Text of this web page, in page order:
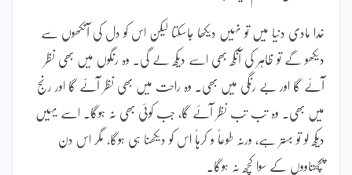
خدا مادی دنیا میں تو نہیں دیکھا جاسکتا لیکن اس کو دل کی آنکھوں سے
دیکھو گے تو ظاہر کی آنکھ بھی اسے دیکھ لے گی۔ وہ رنگوں میں بھی نظر
آئے گا اور بے رنگی میں بھی۔ وہ راحت میں بھی نظر آئے گا اور رنج
میں بھی۔ وہ تب تب نظر آئے گا، جب کوئی بھی نہ ہوگا۔ اسے یہیں
دیکھ لو تو بہتر ہے، ورنہ طوعاً و کرہاً اس کو دیکھنا ہی ہوگا، مگر اس دن
پچھتاووں کے سوا کچھ نہ ہوگا۔